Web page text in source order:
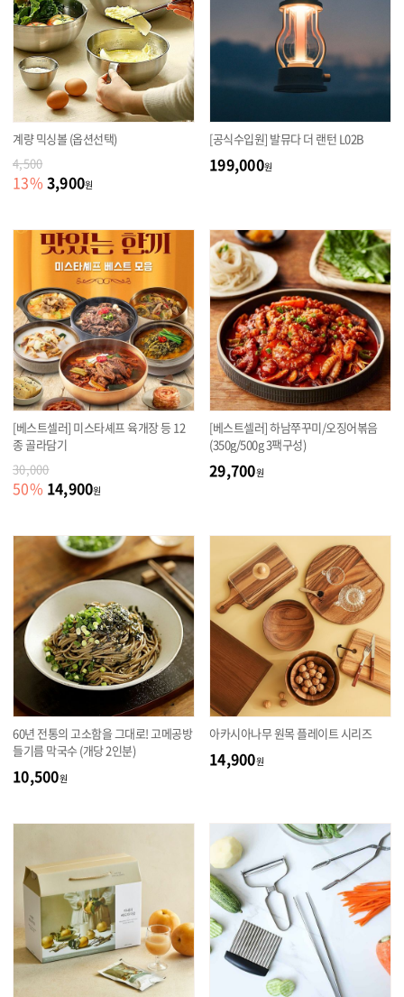
계량 믹싱볼 (옵션선택)
4,500
13% 3,900원
[공식수입원] 발뮤다 더 랜턴 L02B
199,000원
[베스트셀러] 미스타셰프 육개장 등 12
종 골라담기
30,000
50% 14,900원
[베스트셀러] 하남쭈꾸미/오징어볶음
(350g/500g 3팩구성)
29,700원
60년 전통의 고소함을 그대로! 고메공방
들기름 막국수 (개당 2인분)
10,500원
아카시아나무 원목 플레이트 시리즈
14,900원